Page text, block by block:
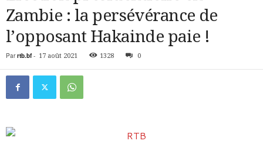
Zambie : la persévérance de
l’opposant Hakainde paie !
Par rtb.bf- 17 août 2021 1328 0